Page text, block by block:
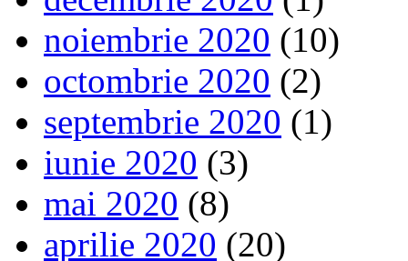
noiembrie 2020 (10)
octombrie 2020 (2)
septembrie 2020 (1)
iunie 2020 (3)
mai 2020 (8)
aprilie 2020 (20)